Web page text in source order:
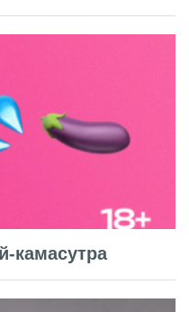
камасутра